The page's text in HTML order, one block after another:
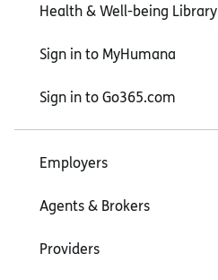
Health & Well-being Library
Sign in to MyHumana
Sign in to Go365.com
Employers
Agents & Brokers
Providers